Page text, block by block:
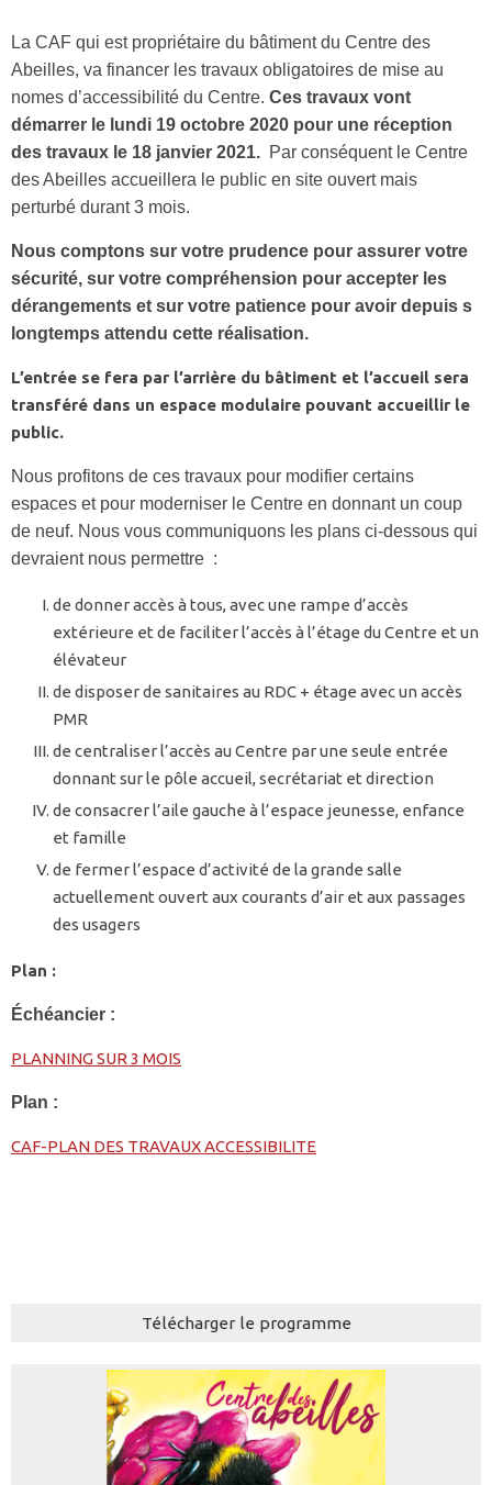
La CAF qui est propriétaire du bâtiment du Centre des
Abeilles, va financer les travaux obligatoires de mise au
nomes d’accessibilité du Centre. Ces travaux vont
démarrer le lundi 19 octobre 2020 pour une réception
des travaux le 18 janvier 2021. Par conséquent le Centre
des Abeilles accueillera le public en site ouvert mais
perturbé durant 3 mois.
Nous comptons sur votre prudence pour assurer votre
sécurité, sur votre compréhension pour accepter les
dérangements et sur votre patience pour avoir depuis s
longtemps attendu cette réalisation.
L’entrée se fera par l’arrière du bâtiment et l’accueil sera
transféré dans un espace modulaire pouvant accueillir le
public.
Nous profitons de ces travaux pour modifier certains
espaces et pour moderniser le Centre en donnant un coup
de neuf. Nous vous communiquons les plans ci-dessous qui
devraient nous permettre :
de donner accès à tous, avec une rampe d’accès
extérieure et de faciliter l’accès à l’étage du Centre et un
élévateur
de disposer de sanitaires au RDC + étage avec un accès
PMR
de centraliser l’accès au Centre par une seule entrée
donnant sur le pôle accueil, secrétariat et direction
de consacrer l’aile gauche à l’espace jeunesse, enfance
et famille
de fermer l’espace d’activité de la grande salle
actuellement ouvert aux courants d’air et aux passages
des usagers
Plan :
Échéancier :
PLANNING SUR 3 MOIS
Plan :
CAF-PLAN DES TRAVAUX ACCESSIBILITE
Télécharger le programme